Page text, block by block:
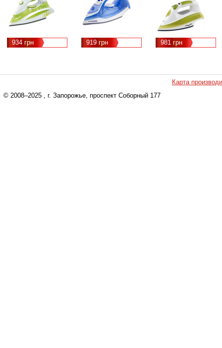
934 грн 919 грн 981 грн
Карта
© 2008–2025 , г. Запорожье, проспект Соборный 177